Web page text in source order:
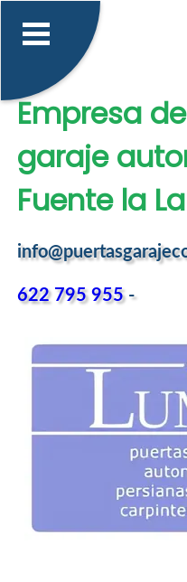
Empresa
garaje
Fuente la
622 795 955-